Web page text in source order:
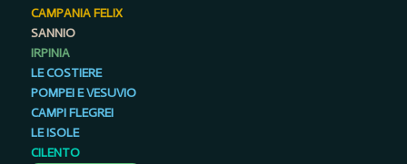
CAMPANIA FELIX
SANNIO
IRPINIA
LE COSTIERE
POMPEI E VESUVIO
CAMPI FLEGREI
LE ISOLE
CILENTO